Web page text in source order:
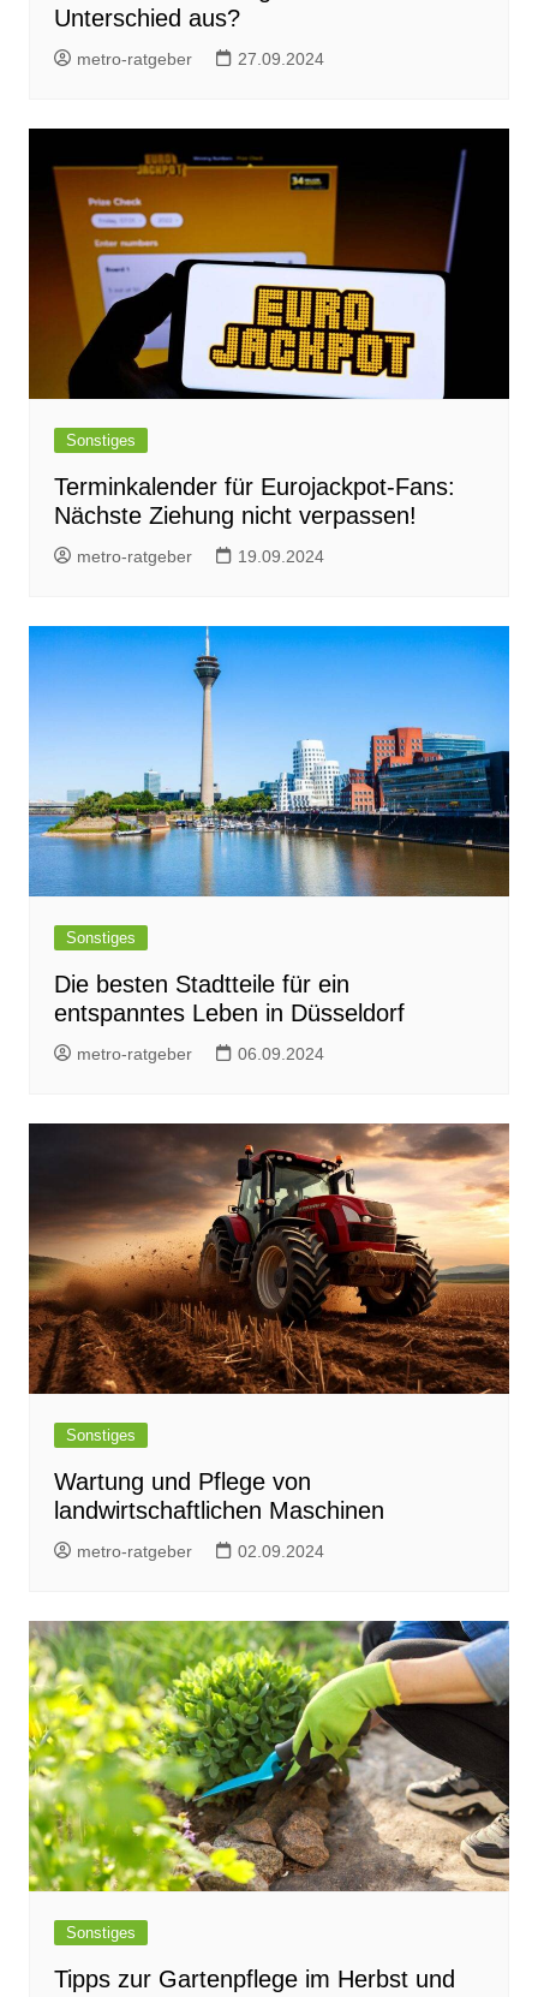
Unterschied aus?
metro-ratgeber 27.09.2024
Sonstiges
Terminkalender für Eurojackpot-Fans:
Nächste Ziehung nicht verpassen!
metro-ratgeber 19.09.2024
Sonstiges
Die besten Stadtteile für ein
entspanntes Leben in Düsseldorf
metro-ratgeber 06.09.2024
Sonstiges
Wartung und Pflege von
landwirtschaftlichen Maschinen
metro-ratgeber 02.09.2024
Sonstiges
Tipps zur Gartenpflege im Herbst und